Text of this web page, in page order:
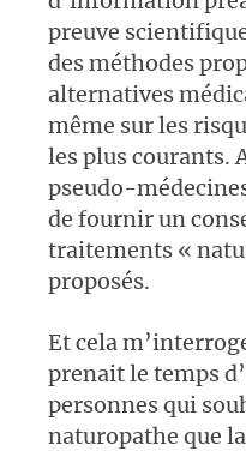
preuve
des méthodes
alternatives
même sur les
les plus courants.
pseudo-
de fournir un
traitements «
proposés.
Et cela
prenait le temps
personnes qui
naturopathe que